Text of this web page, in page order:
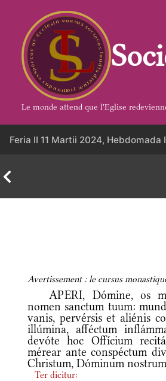
contenu
Le monde attend que l'Eglise
Feria II 11 Martii 2024,
Avertissement : le cursus
APERI, Dómine, os
nomen sanctum tuum:
vanis, pervérsis et aliénis
illúmina, afféctum
devóte hoc Offícium
mérear ante conspéctum
Christum, Dóminum
Ter dicitur: